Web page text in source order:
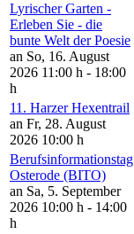
Lyrischer Garten -
Erleben Sie - die
bunte Welt der Poesie
an So, 16. August
2026 11:00 h - 18:00
h
11. Harzer Hexentrail
an Fr, 28. August
2026 10:00 h
Berufsinformationstag
Osterode (BITO)
an Sa, 5. September
2026 10:00 h - 14:00
h